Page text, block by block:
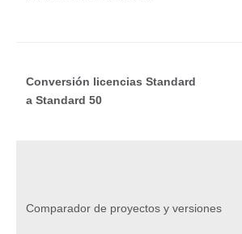
Conversión licencias Standard
a Standard 50
Comparador de proyectos y versiones